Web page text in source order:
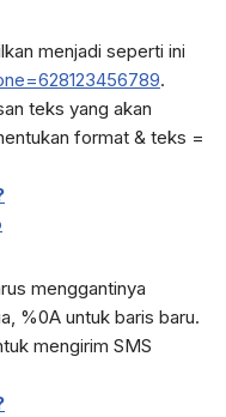
menjadi seperti ini
.
teks yang akan
format & teks =
menggantinya
%0A untuk baris baru.
mengirim SMS